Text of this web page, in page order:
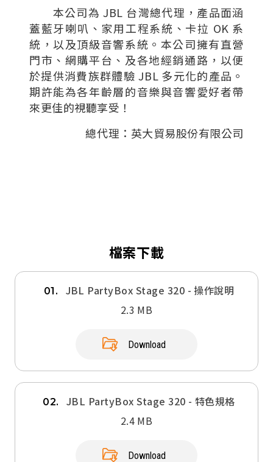
本公司為 JBL 台灣總代理，產品面涵
蓋藍牙喇叭、家用工程系統、卡拉 OK 系
統，以及頂級音響系統。本公司擁有直營
門市、網購平台、及各地經銷通路，以便
於提供消費族群體驗 JBL 多元化的產品。
期許能為各年齡層的音樂與音響愛好者帶
來更佳的視聽享受！
總代理：英大貿易股份有限公司
檔案下載
01.
JBL PartyBox Stage 320 - 操作說明
2.3 MB
Download
02.
JBL PartyBox Stage 320 - 特色規格
2.4 MB
Download